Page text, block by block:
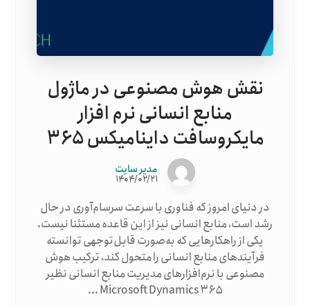
نقش هوش مصنوعی در ماژول
منابع انسانی نرم افزار
مایکروسافت داینامیکس ۳۶۵
مدیر سایت
۱۴۰۴/۰۲/۲۱
در دنیای امروز که فناوری با سرعت سرسام‌آوری در حال
رشد است، منابع انسانی نیز از این قاعده مستثنا نیست.
یکی از راهکارهایی که به‌صورت قابل‌توجهی توانسته
فرآیندهای منابع انسانی را متحول کند، ترکیب هوش
مصنوعی با نرم‌افزارهای مدیریت منابع انسانی نظیر
Microsoft Dynamics ۳۶۵ ...